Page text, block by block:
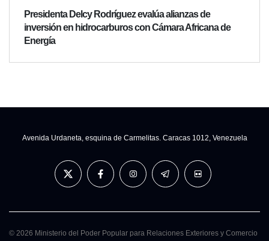
Presidenta Delcy Rodríguez evalúa alianzas de
inversión en hidrocarburos con Cámara Africana de
Energía
Avenida Urdaneta, esquina de Carmelitas. Caracas 1012, Venezuela
© 2026 Ministerio del Poder Popular para Relaciones Exteriores y Comercio